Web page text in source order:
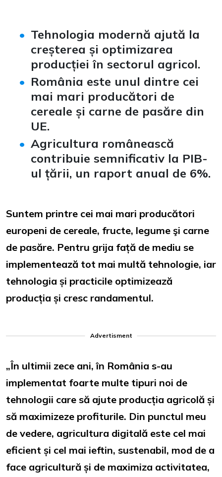
Tehnologia modernă ajută la
creșterea și optimizarea
producției în sectorul agricol.
România este unul dintre cei
mai mari producători de
cereale și carne de pasăre din
UE.
Agricultura românească
contribuie semnificativ la PIB-
ul țării, un raport anual de 6%.
Suntem printre cei mai mari producători
europeni de cereale, fructe, legume şi carne
de pasăre. Pentru grija față de mediu se
implementează tot mai multă tehnologie, iar
tehnologia și practicile optimizează
producția și cresc randamentul.
Advertisment
„În ultimii zece ani, în România s-au
implementat foarte multe tipuri noi de
tehnologii care să ajute producția agricolă și
să maximizeze profiturile. Din punctul meu
de vedere, agricultura digitală este cel mai
eficient și cel mai ieftin, sustenabil, mod de a
face agricultură și de maximiza activitatea,